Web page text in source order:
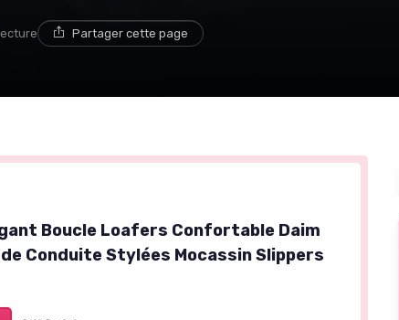
Partager cette page
Boucle Loafers Confortable Daim
Conduite Stylées Mocassin Slippers